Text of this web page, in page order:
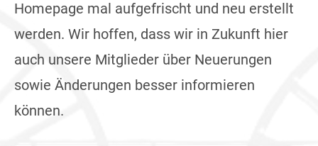
Homepage mal aufgefrischt und neu erstellt
werden. Wir hoffen, dass wir in Zukunft hier
auch unsere Mitglieder über Neuerungen
sowie Änderungen besser informieren
können.